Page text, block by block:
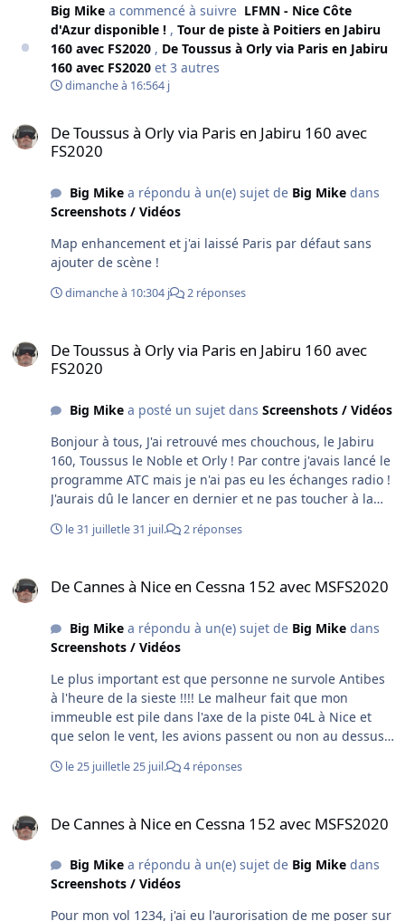
Big Mike a commencé à suivre LFMN - Nice Côte
d'Azur disponible ! , Tour de piste à Poitiers en Jabiru
160 avec FS2020 , De Toussus à Orly via Paris en Jabiru
160 avec FS2020 et 3 autres
dimanche à 16:564 j
De Toussus à Orly via Paris en Jabiru 160 avec
FS2020
Big Mikea répondu à un(e) sujet de Big Mikedans
Screenshots / Vidéos
Map enhancement et j'ai laissé Paris par défaut sans
ajouter de scène !
dimanche à 10:304 j 2 réponses
De Toussus à Orly via Paris en Jabiru 160 avec
FS2020
Big Mikea posté un sujet dans Screenshots / Vidéos
Bonjour à tous, J'ai retrouvé mes chouchous, le Jabiru
160, Toussus le Noble et Orly ! Par contre j'avais lancé le
programme ATC mais je n'ai pas eu les échanges radio !
J'aurais dû le lancer en dernier et ne pas toucher à la
le 31 juilletle 31 juil. 2 réponses
De Cannes à Nice en Cessna 152 avec MSFS2020
Big Mikea répondu à un(e) sujet de Big Mikedans
Screenshots / Vidéos
Le plus important est que personne ne survole Antibes
à l'heure de la sieste !!!! Le malheur fait que mon
immeuble est pile dans l'axe de la piste 04L à Nice et
que selon le vent, les avions passent ou non au dessus
possible ! Il y a plus de trente ans, les antibois en
recommencer le 15 août suivant et les crs occupaient
une opération escargot sur le seul accès routier de
l'aéroport ! Des dizaines de vols ont dû être annulés et
le jour suivant, les avions ne survolaient plus Antibes ! Il
le 25 juilletle 25 juil. 4 réponses
De Cannes à Nice en Cessna 152 avec MSFS2020
Big Mikea répondu à un(e) sujet de Big Mikedans
Screenshots / Vidéos
Pour mon vol 1234, j'ai eu l'aurorisation de me poser sur